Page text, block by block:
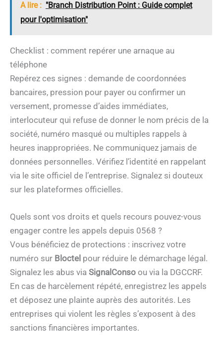
A lire : "Branch Distribution Point : Guide complet
pour l'optimisation"
Checklist : comment repérer une arnaque au
téléphone
Repérez ces signes : demande de coordonnées
bancaires, pression pour payer ou confirmer un
versement, promesse d’aides immédiates,
interlocuteur qui refuse de donner le nom précis de la
société, numéro masqué ou multiples rappels à
heures inappropriées. Ne communiquez jamais de
données personnelles. Vérifiez l’identité en rappelant
via le site officiel de l’entreprise. Signalez si douteux
sur les plateformes officielles.
Quels sont vos droits et quels recours pouvez-vous
engager contre les appels depuis 0568 ?
Vous bénéficiez de protections : inscrivez votre
numéro sur Bloctel pour réduire le démarchage légal.
Signalez les abus via SignalConso ou via la DGCCRF.
En cas de harcèlement répété, enregistrez les appels
et déposez une plainte auprès des autorités. Les
entreprises qui violent les règles s’exposent à des
sanctions financières importantes.